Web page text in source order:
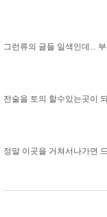
그런류의 글들 일색인데...
전술을 토의 할수있는곳이
정말 이곳을 거쳐서나가면